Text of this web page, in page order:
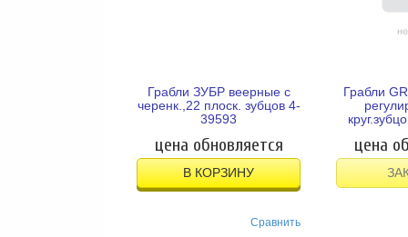
Грабли ЗУБР веерные с
черенк.,22 плоск. зубцов 4-
39593
цена обновляется
В КОРЗИНУ
Сравнить
Грабли
цена